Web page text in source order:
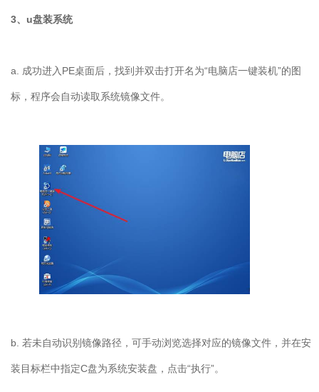
3、 u盘装系统
a. 成功进入 PE桌面后，找到并双击打开名为“电脑店一键装机”的图
标，程序会自动读取系统镜像文件。
b. 若未自动识别镜像路径，可手动浏览选择对应的镜像文件，并在安
装目标栏中指定C盘为系统安装盘，点击“执行”。